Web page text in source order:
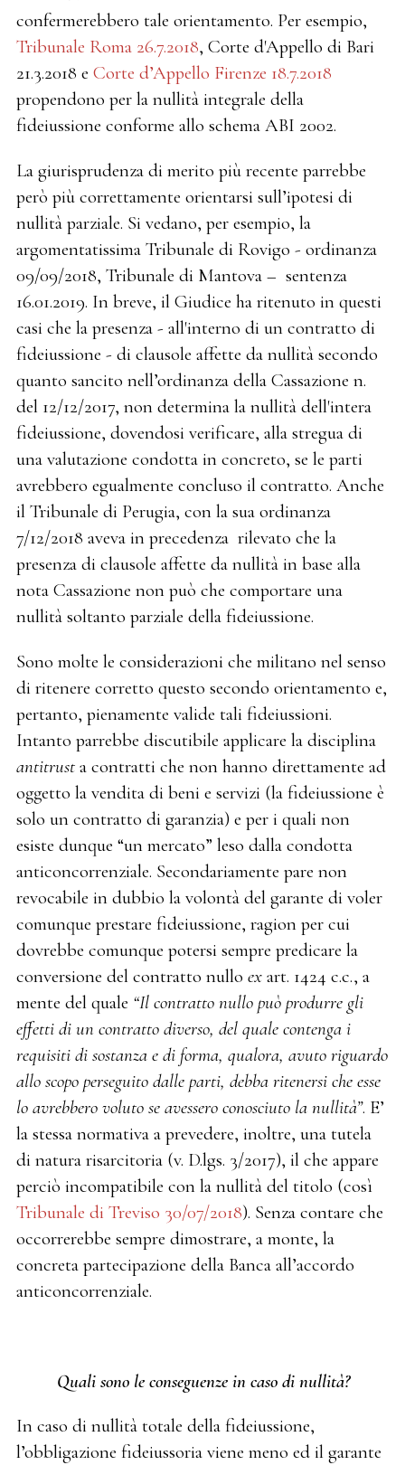
confermerebbero tale orientamento. Per esempio,
Tribunale Roma 26.7.2018, Corte d'Appello di Bari
21.3.2018 e Corte d’Appello Firenze 18.7.2018
propendono per la nullità integrale della
fideiussione conforme allo schema ABI 2002.
La giurisprudenza di merito più recente parrebbe
però più correttamente orientarsi sull’ipotesi di
nullità parziale. Si vedano, per esempio, la
argomentatissima Tribunale di Rovigo - ordinanza
09/09/2018, Tribunale di Mantova – sentenza
16.01.2019. In breve, il Giudice ha ritenuto in questi
casi che la presenza - all'interno di un contratto di
fideiussione - di clausole affette da nullità secondo
quanto sancito nell’ordinanza della Cassazione n.
del 12/12/2017, non determina la nullità dell'intera
fideiussione, dovendosi verificare, alla stregua di
una valutazione condotta in concreto, se le parti
avrebbero egualmente concluso il contratto. Anche
il Tribunale di Perugia, con la sua ordinanza
7/12/2018 aveva in precedenza rilevato che la
presenza di clausole affette da nullità in base alla
nota Cassazione non può che comportare una
nullità soltanto parziale della fideiussione.
Sono molte le considerazioni che militano nel senso
di ritenere corretto questo secondo orientamento e,
pertanto, pienamente valide tali fideiussioni.
Intanto parrebbe discutibile applicare la disciplina
antitrusta contratti che non hanno direttamente ad
oggetto la vendita di beni e servizi (la fideiussione è
solo un contratto di garanzia) e per i quali non
esiste dunque “un mercato” leso dalla condotta
anticoncorrenziale. Secondariamente pare non
revocabile in dubbio la volontà del garante di voler
comunque prestare fideiussione, ragion per cui
dovrebbe comunque potersi sempre predicare la
conversione del contratto nullo exart. 1424 c.c., a
mente del quale “Il contratto nullo può produrre gli
effetti di un contratto diverso, del quale contenga i
requisiti di sostanza e di forma, qualora, avuto riguardo
allo scopo perseguito dalle parti, debba ritenersi che esse
lo avrebbero voluto se avessero conosciuto la nullità”. E’
la stessa normativa a prevedere, inoltre, una tutela
di natura risarcitoria (v. D.lgs. 3/2017), il che appare
perciò incompatibile con la nullità del titolo (così
Tribunale di Treviso 30/07/2018). Senza contare che
occorrerebbe sempre dimostrare, a monte, la
concreta partecipazione della Banca all’accordo
anticoncorrenziale.
Quali sono le conseguenze in caso di nullità?
In caso di nullità totale della fideiussione,
l’obbligazione fideiussoria viene meno ed il garante